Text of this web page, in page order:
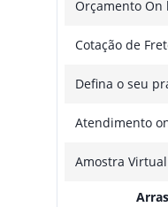
Orçamento On
Cotação de
Defina o seu
Atendimento
Amostra